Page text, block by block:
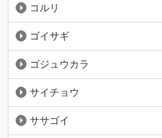
コルリ
ゴイサギ
ゴジュウカラ
サイチョウ
ササゴイ